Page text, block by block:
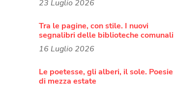
23 Luglio 2026
Tra le pagine, con stile. I nuovi
segnalibri delle biblioteche comunali
16 Luglio 2026
Le poetesse, gli alberi, il sole. Poesie
di mezza estate